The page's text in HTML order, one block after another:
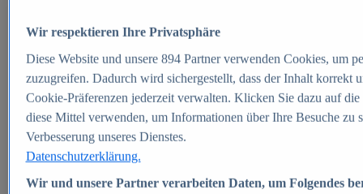
Zum Report
E-commerce
Beliebte Statistiken
Aktuelle Statistiken
E-Commerce - Entwicklung des Umsatzes in
Deutschland 1999-2025
Umsatz von Amazon in Deutschland und weltweit
2010-2025
Wir respektieren Ihre Privatsphäre
Diese Website und unsere 894Partner verwenden Cookies, um
zuzugreifen. Dadurch wird sichergestellt, dass der Inhalt korrekt
Cookie-Präferenzen jederzeit verwalten. Klicken Sie dazu auf
diese Mittel verwenden, um Informationen über Ihre Besuche
Verbesserung unseres Dienstes.
Datenschutzerklärung.
Wir und unsere Partner verarbeiten Daten, um Folgendes